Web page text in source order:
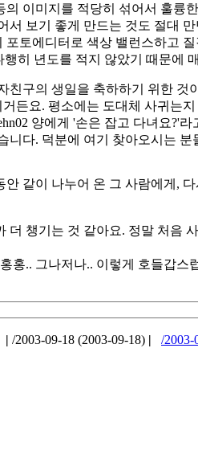
이미지를 적당히 섞어서 훌륭
보기 좋게 만드는 것도 절대
토에디터로 색상 밸런스하고
히 년도를 적지 않았기 때문에
구의 생일을 축하하기 위한 것
든요. 평소에는 도대체 사귀는
양에게 '손은 잡고 다녀요?'
다. 덕분에 여기 찾아오시는
같이 나누어 온 그 사람에게,
챙기는 것 같아요. 정말 처음
홍.. 그나저나.. 이렇게 호들갑
| /2003-09-18 (2003-09-18) | /2003-